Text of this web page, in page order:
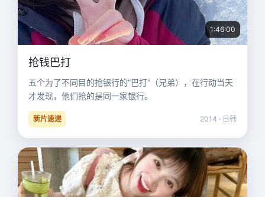
1:46:00
抢钱巴打
五个为了不同目的抢银行的“巴打”（兄弟），在行动当天
才发现，他们抢的是同一家银行。
新片速递 2014 · 日韩